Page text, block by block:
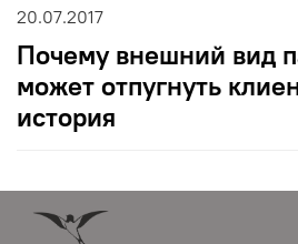
20.07.2017
Почему внешний вид
может отпугнуть
история